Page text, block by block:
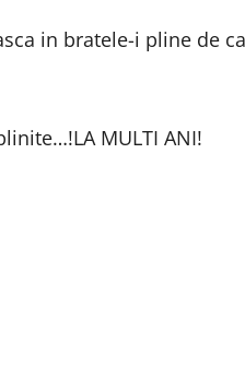
in bratele-i pline de
MULTI ANI!